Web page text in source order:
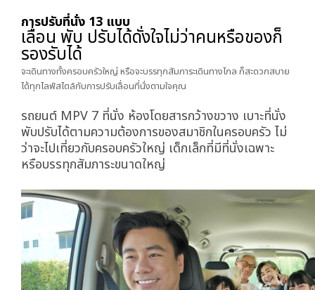
การปรับที่นั่ง 13 แบบ
เลื่อน พับ ปรับได้ดั่งใจไม่ว่าคนหรือของก็
รองรับได้
จะเดินทางทั้งครอบครัวใหญ่ หรือจะบรรทุกสัมภาระเดินทางไกล ก็สะดวกสบาย
ได้ทุกไลฟ์สไตล์กับการปรับเลื่อนที่นั่งตามใจคุณ
รถยนต์ MPV 7 ที่นั่ง ห้องโดยสารกว้างขวาง เบาะที่นั่ง
พับปรับได้ตามความต้องการของสมาชิกในครอบครัว ไม่
ว่าจะไปเที่ยวกับครอบครัวใหญ่ เด็กเล็กที่มีที่นั่งเฉพาะ
หรือบรรทุกสัมภาระขนาดใหญ่